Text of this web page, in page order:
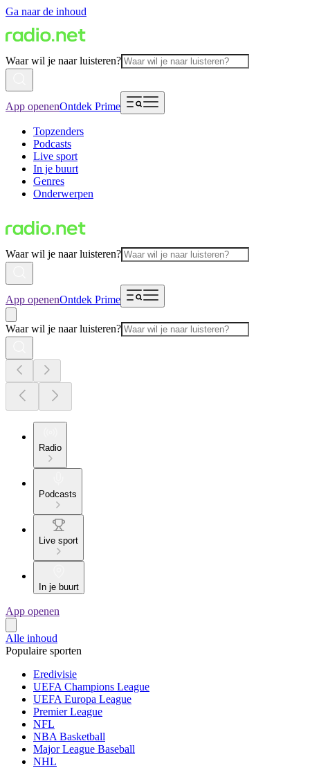
Ga naar de inhoud
Waar wil je naar luisteren?
App openenOntdek Prime
Topzenders
Podcasts
Live sport
In je buurt
Genres
Onderwerpen
Waar wil je naar luisteren?
App openenOntdek Prime
Waar wil je naar luisteren?
Radio
Podcasts
Live sport
In je buurt
App openen
Alle inhoud
Populaire sporten
Eredivisie
UEFA Champions League
UEFA Europa League
Premier League
NFL
NBA Basketball
Major League Baseball
NHL